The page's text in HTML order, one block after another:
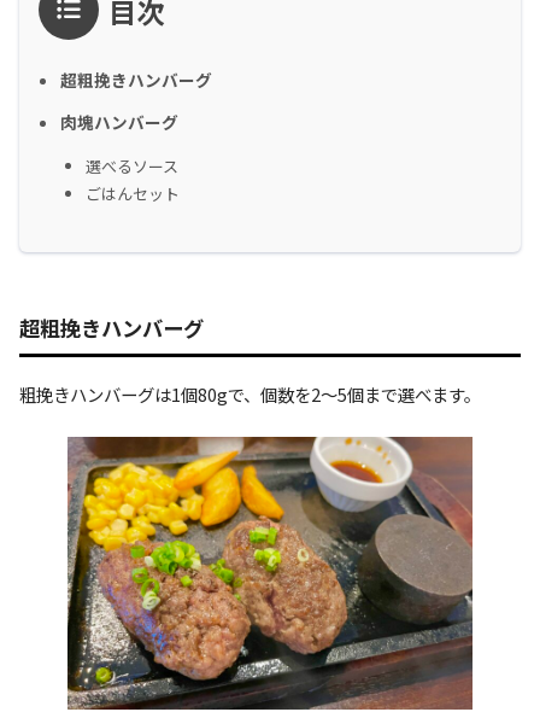
目次
超粗挽きハンバーグ
肉塊ハンバーグ
選べるソース
ごはんセット
超粗挽きハンバーグ
粗挽きハンバーグは1個80gで、個数を2〜5個まで選べます。